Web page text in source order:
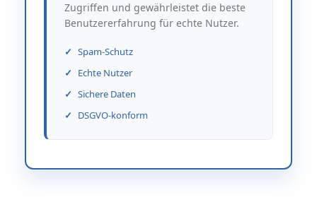
Zugriffen und gewährleistet die beste
Benutzererfahrung für echte Nutzer.
Spam-Schutz
Echte Nutzer
Sichere Daten
DSGVO-konform